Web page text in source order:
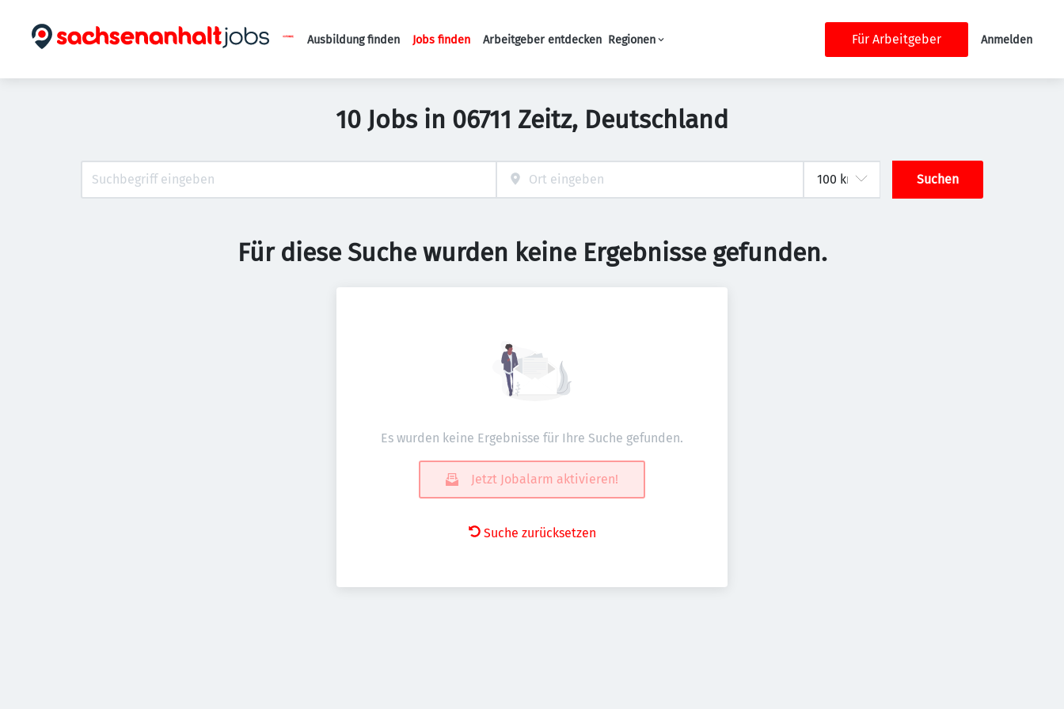
Haupt-Navigation
Ausbildung finden Jobs finden Arbeitgeber entdecken Regionen Für Arbeitgeber Anmelden
10 Jobs in 06711 Zeitz, Deutschland
Suchen
Für diese Suche wurden keine Ergebnisse gefunden.
Es wurden keine Ergebnisse für Ihre Suche gefunden.
Jetzt Jobalarm aktivieren!
Suche zurücksetzen